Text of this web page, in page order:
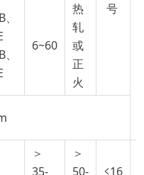
6~60
热
轧
或
正
火
号
＞
35-
＞
50-
≤16